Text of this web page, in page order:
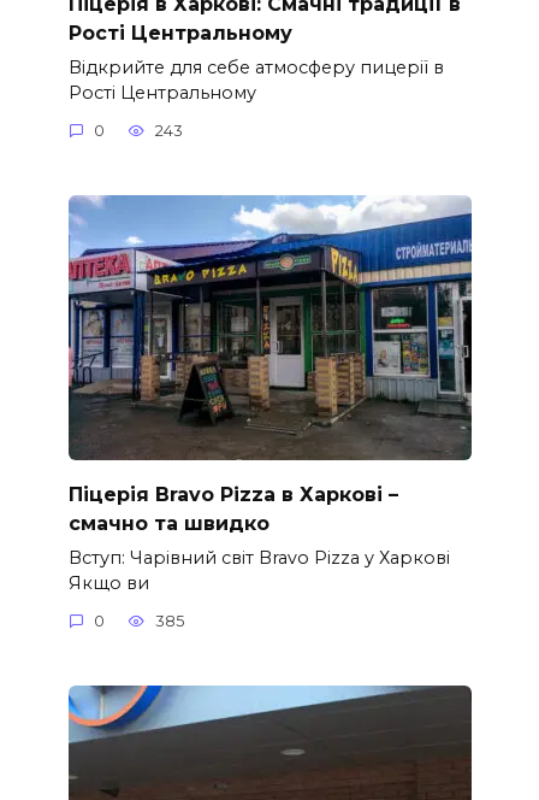
Рості Центральному
Відкрийте для себе атмосферу пицерії в
Рості Центральному
0 243
Піцерія Bravo Pizza в Харкові –
смачно та швидко
Вступ: Чарівний світ Bravo Pizza у Харкові
Якщо ви
0 385